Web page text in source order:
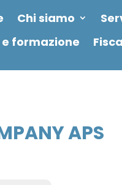
Chi siamo
e formazione
APS